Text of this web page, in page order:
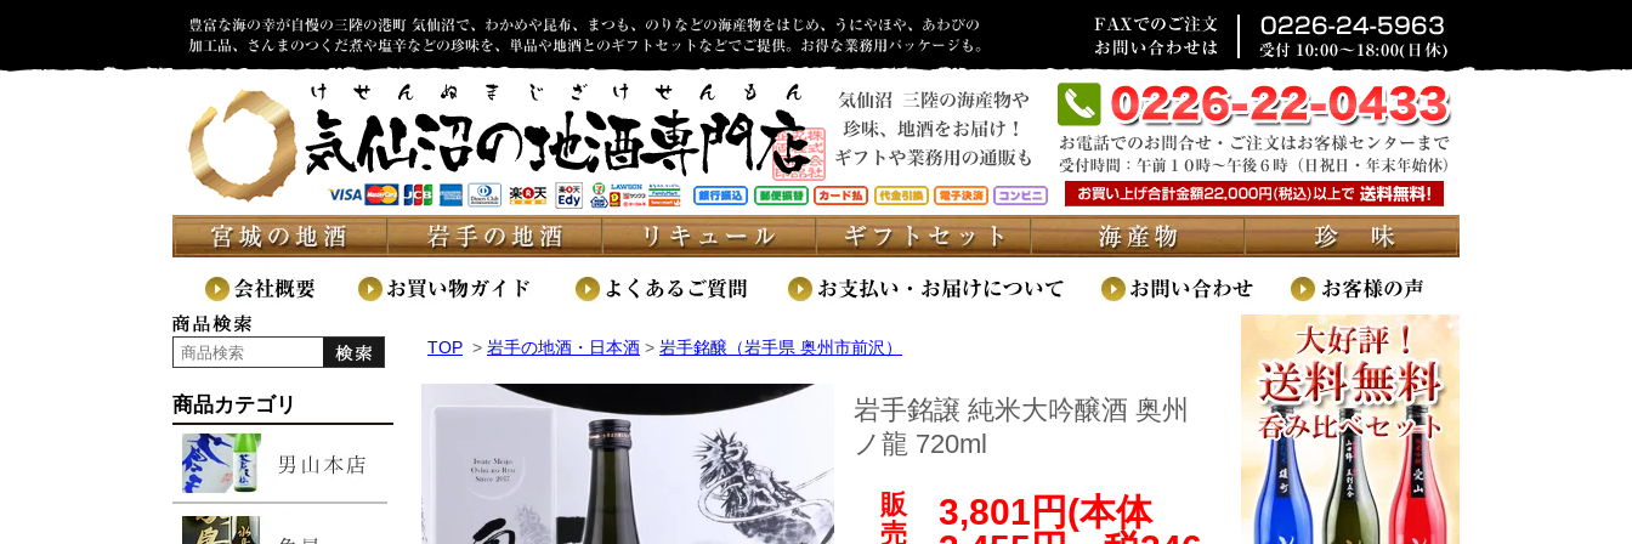
商品カテゴリ
TOP > 岩手の地酒・日本酒 > 岩手銘醸（岩手県 奥州市前沢）
岩手銘譲 純米大吟醸酒 奥州
ノ龍 720ml
販
売
3,801円(本体